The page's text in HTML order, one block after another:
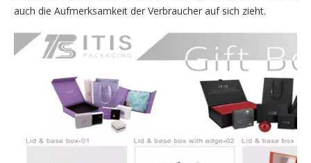
auch die Aufmerksamkeit der Verbraucher auf sich zieht.